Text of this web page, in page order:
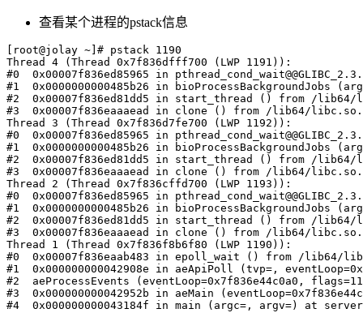
查看某个进程的pstack信息
[root@jolay ~]# pstack 1190
Thread 4 (Thread 0x7f836dfff700 (LWP 1191)):
#0  0x00007f836ed85965 in
#1  0x0000000000485b26 in bioProcessBackgroundJobs
#2  0x00007f836ed81dd5 in start_thread () from /lib64/
#3  0x00007f836eaaaead in clone () from /lib64/
Thread 3 (Thread 0x7f836d7fe700 (LWP 1192)):
#0  0x00007f836ed85965 in
#1  0x0000000000485b26 in bioProcessBackgroundJobs
#2  0x00007f836ed81dd5 in start_thread () from /lib64/
#3  0x00007f836eaaaead in clone () from /lib64/
Thread 2 (Thread 0x7f836cffd700 (LWP 1193)):
#0  0x00007f836ed85965 in
#1  0x0000000000485b26 in bioProcessBackgroundJobs
#2  0x00007f836ed81dd5 in start_thread () from /lib64/
#3  0x00007f836eaaaead in clone () from /lib64/
Thread 1 (Thread 0x7f836f8b6f80 (LWP 1190)):
#0  0x00007f836eaab483 in epoll_wait () from /lib64/
#1  0x000000000042908e in aeApiPoll (tvp= ,
#2  aeProcessEvents (eventLoop=0x7f836e44c0a0,
#3  0x000000000042952b in aeMain
#4  0x000000000043184f in main (argc= , argv=